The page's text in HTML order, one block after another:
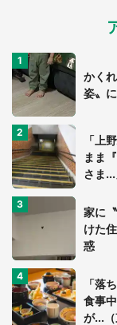
かく
姿〟
「上
まま
さま
家に
けた
惑
「落
食事
が...